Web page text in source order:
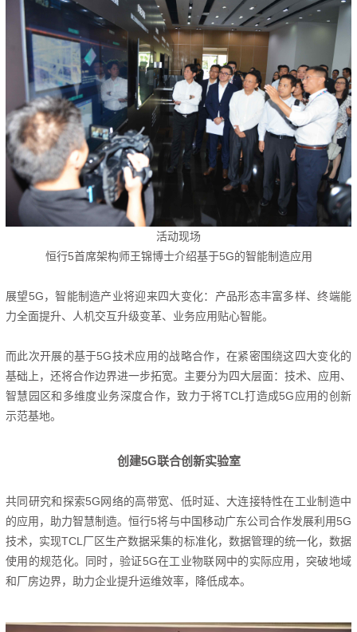
活动现场
恒行5首席架构师王锦博士介绍基于5G的智能制造应用
展望5G，智能制造产业将迎来四大变化： 产品形态丰富多样、终端能
力全面提升、人机交互升级变革、业务应用贴心智能。
而此次开展的基于5G技术应用的战略合作，在紧密围绕这四大变化的
基础上，还将合作边界进一步拓宽。 主要分为四大层面： 技术、应用、
智慧园区和多维度业务深度合作，致力于将TCL打造成5G应用的创新
示范基地。
创建5G联合创新实验室
共同研究和探索5G网络的高带宽、低时延、大连接特性在工业制造中
的应用，助力智慧制造。恒行5将与中国移动广东公司合作发展利用5G
技术，实现TCL厂区生产数据采集的标准化，数据管理的统一化，数据
使用的规范化。
同时，验证5G在工业物联网中的实际应用，突破地域
和厂房边界，助力企业提升运维效率，降低成本。